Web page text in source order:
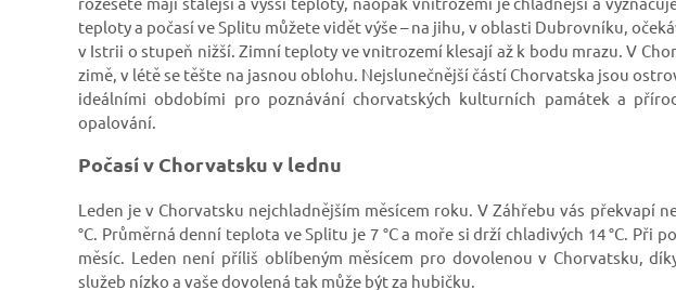
teploty a počasí ve Splitu můžete vidět výše – na jihu, v oblasti Dubrovníku,
v Istrii o stupeň nižší. Zimní teploty ve vnitrozemí klesají až k bodu mrazu. V
zimě, v létě se těšte na jasnou oblohu. Nejslunečnější částí Chorvatska jsou
ideálními obdobími pro poznávání chorvatských kulturních památek a
opalování.
Počasí v Chorvatsku v lednu
Leden je v Chorvatsku nejchladnějším měsícem roku. V Záhřebu vás překvapí
°C. Průměrná denní teplota ve Splitu je 7 °C a moře si drží chladivých 14 °C. Při
měsíc. Leden není příliš oblíbeným měsícem pro dovolenou v Chorvatsku,
služeb nízko a vaše dovolená tak může být za hubičku.